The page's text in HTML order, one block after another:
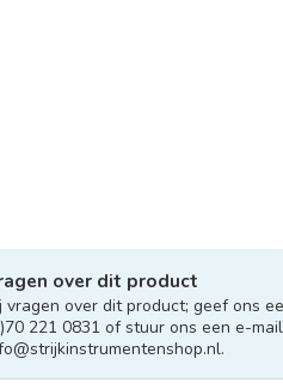
over dit product
vragen over dit product; geef ons
221 0831 of stuur ons een e-
.